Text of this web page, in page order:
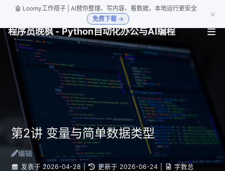
🤖 Loomy工作搭子 | AI替你整理、写内容、看数据，本地运行更安全
免费下载 →
×
程序员晚枫 - Python自动化办公与AI编程
第2讲 变量与简单数据类型
编辑
发表于 2026-04-28 | 更新于 2026-06-24 |
字数总